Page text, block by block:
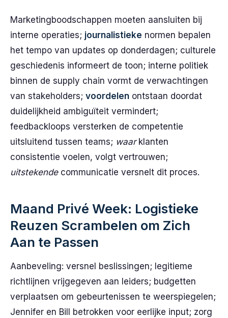
Marketingboodschappen moeten aansluiten bij
interne operaties; journalistieke normen bepalen
het tempo van updates op donderdagen; culturele
geschiedenis informeert de toon; interne politiek
binnen de supply chain vormt de verwachtingen
van stakeholders; voordelen ontstaan doordat
duidelijkheid ambiguïteit vermindert;
feedbackloops versterken de competentie
uitsluitend tussen teams; waarklanten
consistentie voelen, volgt vertrouwen;
uitstekendecommunicatie versnelt dit proces.
Maand Privé Week: Logistieke
Reuzen Scrambelen om Zich
Aan te Passen
Aanbeveling: versnel beslissingen; legitieme
richtlijnen vrijgegeven aan leiders; budgetten
verplaatsen om gebeurtenissen te weerspiegelen;
Jennifer en Bill betrokken voor eerlijke input; zorg